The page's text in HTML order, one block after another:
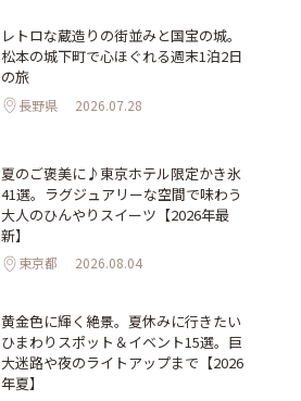
レトロな蔵造りの街並みと国宝の城。
松本の城下町で心ほぐれる週末1泊2日
の旅
長野県 2026.07.28
夏のご褒美に♪東京ホテル限定かき氷
41選。ラグジュアリーな空間で味わう
大人のひんやりスイーツ【2026年最
新】
東京都 2026.08.04
黄金色に輝く絶景。夏休みに行きたい
ひまわりスポット＆イベント15選。巨
大迷路や夜のライトアップまで【2026
年夏】